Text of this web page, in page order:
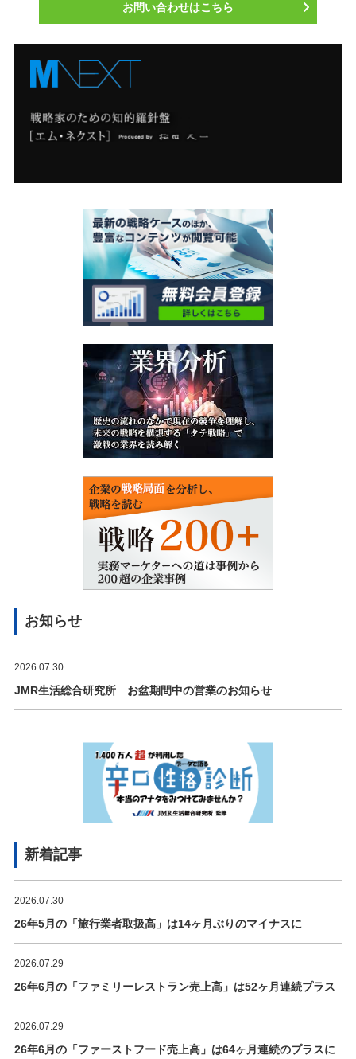
お問い合わせはこちら
お知らせ
2026.07.30
JMR生活総合研究所 お盆期間中の営業のお知らせ
新着記事
2026.07.30
26年5月の「旅行業者取扱高」は14ヶ月ぶりのマイナスに
2026.07.29
26年6月の「ファミリーレストラン売上高」は52ヶ月連続プラス
2026.07.29
26年6月の「ファーストフード売上高」は64ヶ月連続のプラスに